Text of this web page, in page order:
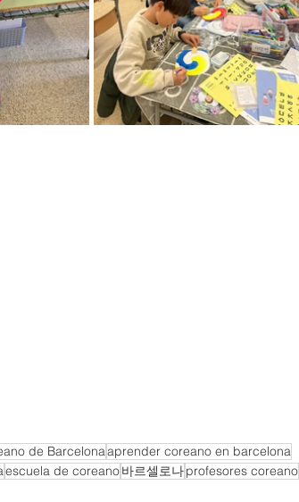
de Barcelonaaprender coreano en barcelona
escuela de coreano바르셀로나profesores coreano